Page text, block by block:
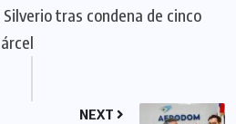
tras condena de cinco
NEXT